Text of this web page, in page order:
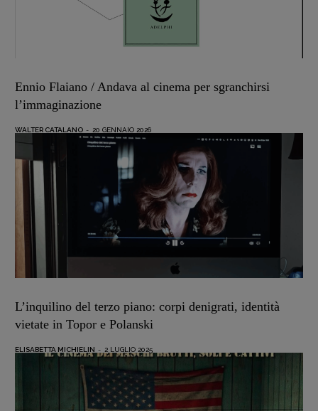
Ennio Flaiano / Andava al cinema per sgranchirsi
l’immaginazione
WALTER CATALANO - 20 GENNAIO 2026
L’inquilino del terzo piano: corpi denigrati, identità
vietate in Topor e Polanski
ELISABETTA MICHIELIN - 2 LUGLIO 2025